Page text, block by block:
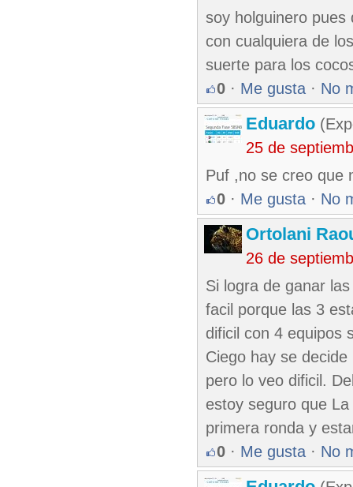
soy holguinero pues
con cualquiera de
suerte para los
0 · Me gusta · No
Eduardo
25 de
Puf ,no se creo que
0 · Me gusta · No
Ortolani
26 de
Si logra de ganar
facil porque las 3
dificil con 4 equipos
Ciego hay se
pero lo veo dificil.
estoy seguro que
primera ronda y
0 · Me gusta · No